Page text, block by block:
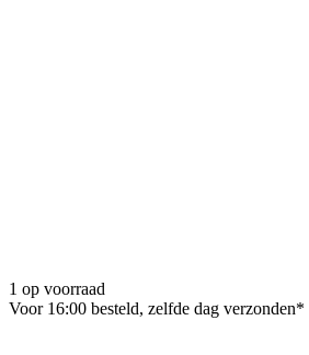
1 op voorraad
Voor 16:00 besteld, zelfde dag verzonden*